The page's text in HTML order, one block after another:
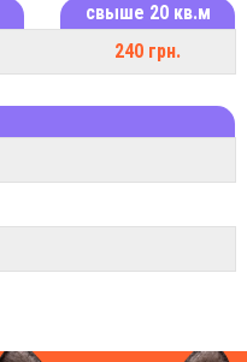
свыше 20 кв.м
240 грн.